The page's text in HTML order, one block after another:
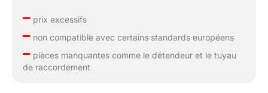
–prix excessifs
–non compatible avec certains standards européens
–pièces manquantes comme le détendeur et le tuyau
de raccordement